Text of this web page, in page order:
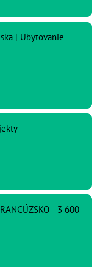
| Ubytovanie
- 3 600